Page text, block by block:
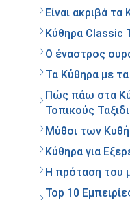
Είναι ακριβά τα
Κύθηρα Classic
Ο έναστρος
Τα Κύθηρα με
Πώς πάω στα
Τοπικούς
Μύθοι των
Κύθηρα για
Η πρόταση του
Top 10